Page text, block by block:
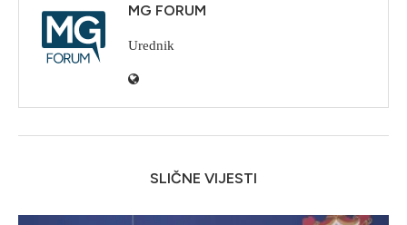
MG FORUM
Urednik
SLIČNE VIJESTI